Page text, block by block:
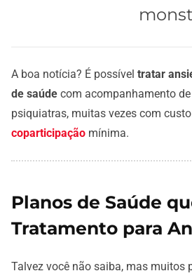
A boa notícia? É possível tratar
de saúde com acompanhamento
psiquiatras, muitas vezes com
coparticipação mínima.
Planos de Saúde
Tratamento para
Talvez você não saiba, mas muitos